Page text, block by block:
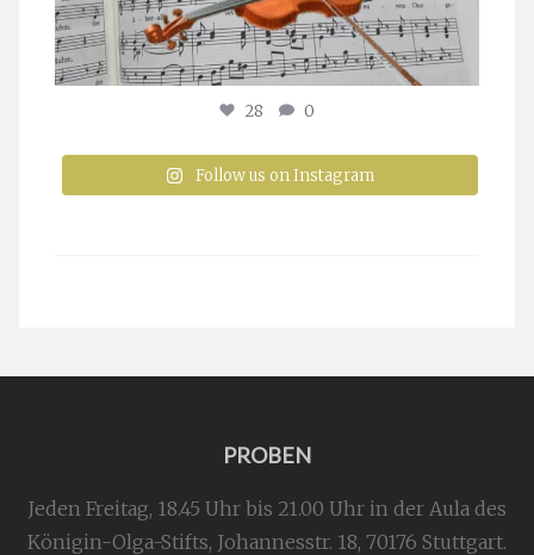
28 0
Follow us on Instagram
PROBEN
Jeden Freitag, 18.45 Uhr bis 21.00 Uhr in der Aula des
Königin-Olga-Stifts, Johannesstr. 18, 70176 Stuttgart.